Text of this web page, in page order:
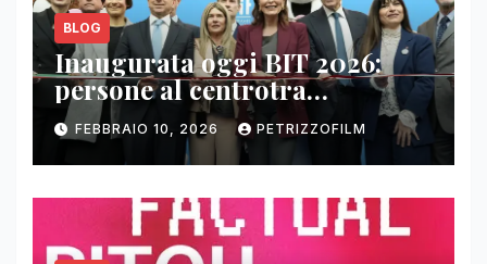
BLOG
Inaugurata oggi BIT 2026:
persone al centrotra
contenuti, relazioni e business
FEBBRAIO 10, 2026 PETRIZZOFILM